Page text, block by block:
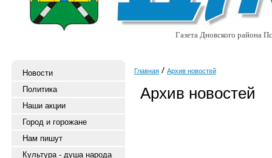
Газета Дновского района
Новости
Политика
Наши акции
Город и горожане
Нам пишут
Культура - душа народа
Главная Архив новостей
Архив новостей